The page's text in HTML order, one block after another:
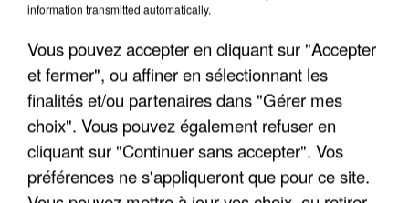
APRÈS TOUTES CES CANICULES, LES REFUGES
DE FAUNE SAUVAGE SONT...
information transmitted automatically.
Vous pouvez accepter en cliquant sur "Accepter
et fermer", ou affiner en sélectionnant les
finalités et/ou partenaires dans "Gérer mes
choix". Vous pouvez également refuser en
cliquant sur "Continuer sans accepter". Vos
préférences ne s'appliqueront que pour ce site.